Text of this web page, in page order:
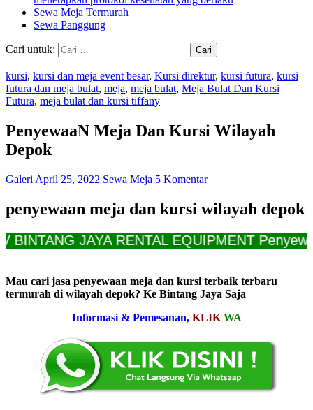
Sewa Meja Termurah
Sewa Panggung
Cari untuk:
kursi, kursi dan meja event besar, Kursi direktur, kursi futura, kursi
futura dan meja bulat, meja, meja bulat, Meja Bulat Dan Kursi
Futura, meja bulat dan kursi tiffany
PenyewaaN Meja Dan Kursi Wilayah
Depok
Galeri April 25, 2022 Sewa Meja 5 Komentar
penyewaan meja dan kursi wilayah depok
JAYA RENTAL EQUIPMENT Penyewaan
Mau cari jasa penyewaan meja dan kursi terbaik terbaru
termurah di wilayah depok? Ke Bintang Jaya Saja
Informasi & Pemesanan, KLIK WA